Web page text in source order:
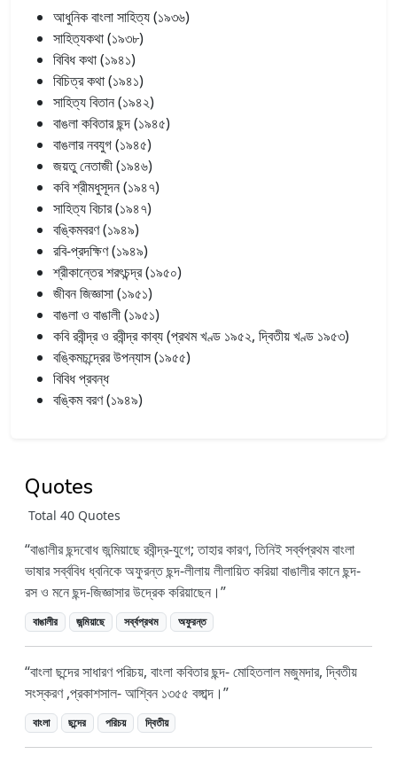
আধুনিক বাংলা সাহিত্য (১৯৩৬)
সাহিত্যকথা (১৯৩৮)
বিবিধ কথা (১৯৪১)
বিচিত্র কথা (১৯৪১)
সাহিত্য বিতান (১৯৪২)
বাঙলা কবিতার ছন্দ (১৯৪৫)
বাঙলার নবযুগ (১৯৪৫)
জয়তু নেতাজী (১৯৪৬)
কবি শ্রীমধুসূদন (১৯৪৭)
সাহিত্য বিচার (১৯৪৭)
বঙ্কিমবরণ (১৯৪৯)
রবি-প্রদক্ষিণ (১৯৪৯)
শ্রীকান্তের শরৎচন্দ্র (১৯৫০)
জীবন জিজ্ঞাসা (১৯৫১)
বাঙলা ও বাঙালী (১৯৫১)
কবি রবীন্দ্র ও রবীন্দ্র কাব্য (প্রথম খণ্ড ১৯৫২, দ্বিতীয় খণ্ড ১৯৫৩)
বঙ্কিমচন্দ্রের উপন্যাস (১৯৫৫)
বিবিধ প্রবন্ধ
বঙ্কিম বরণ (১৯৪৯)
Quotes
Total 40 Quotes
বাঙালীর ছন্দবোধ জন্মিয়াছে রবীন্দ্র-যুগে; তাহার কারণ, তিনিই সর্ব্বপ্রথম বাংলা
ভাষার সর্ব্ববিধ ধ্বনিকে অফুরন্ত ছন্দ-লীলায় লীলায়িত করিয়া বাঙালীর কানে ছন্দ-
রস ও মনে ছন্দ-জিজ্ঞাসার উদ্রেক করিয়াছেন।
বাঙালীর জন্মিয়াছে সর্ব্বপ্রথম অফুরন্ত
বাংলা ছন্দের সাধারণ পরিচয়, বাংলা কবিতার ছন্দ- মোহিতলাল মজুমদার, দ্বিতীয়
সংস্করণ ,প্রকাশসাল- আশ্বিন ১৩৫৫ বঙ্গাব্দ।
বাংলা ছন্দের পরিচয় দ্বিতীয়